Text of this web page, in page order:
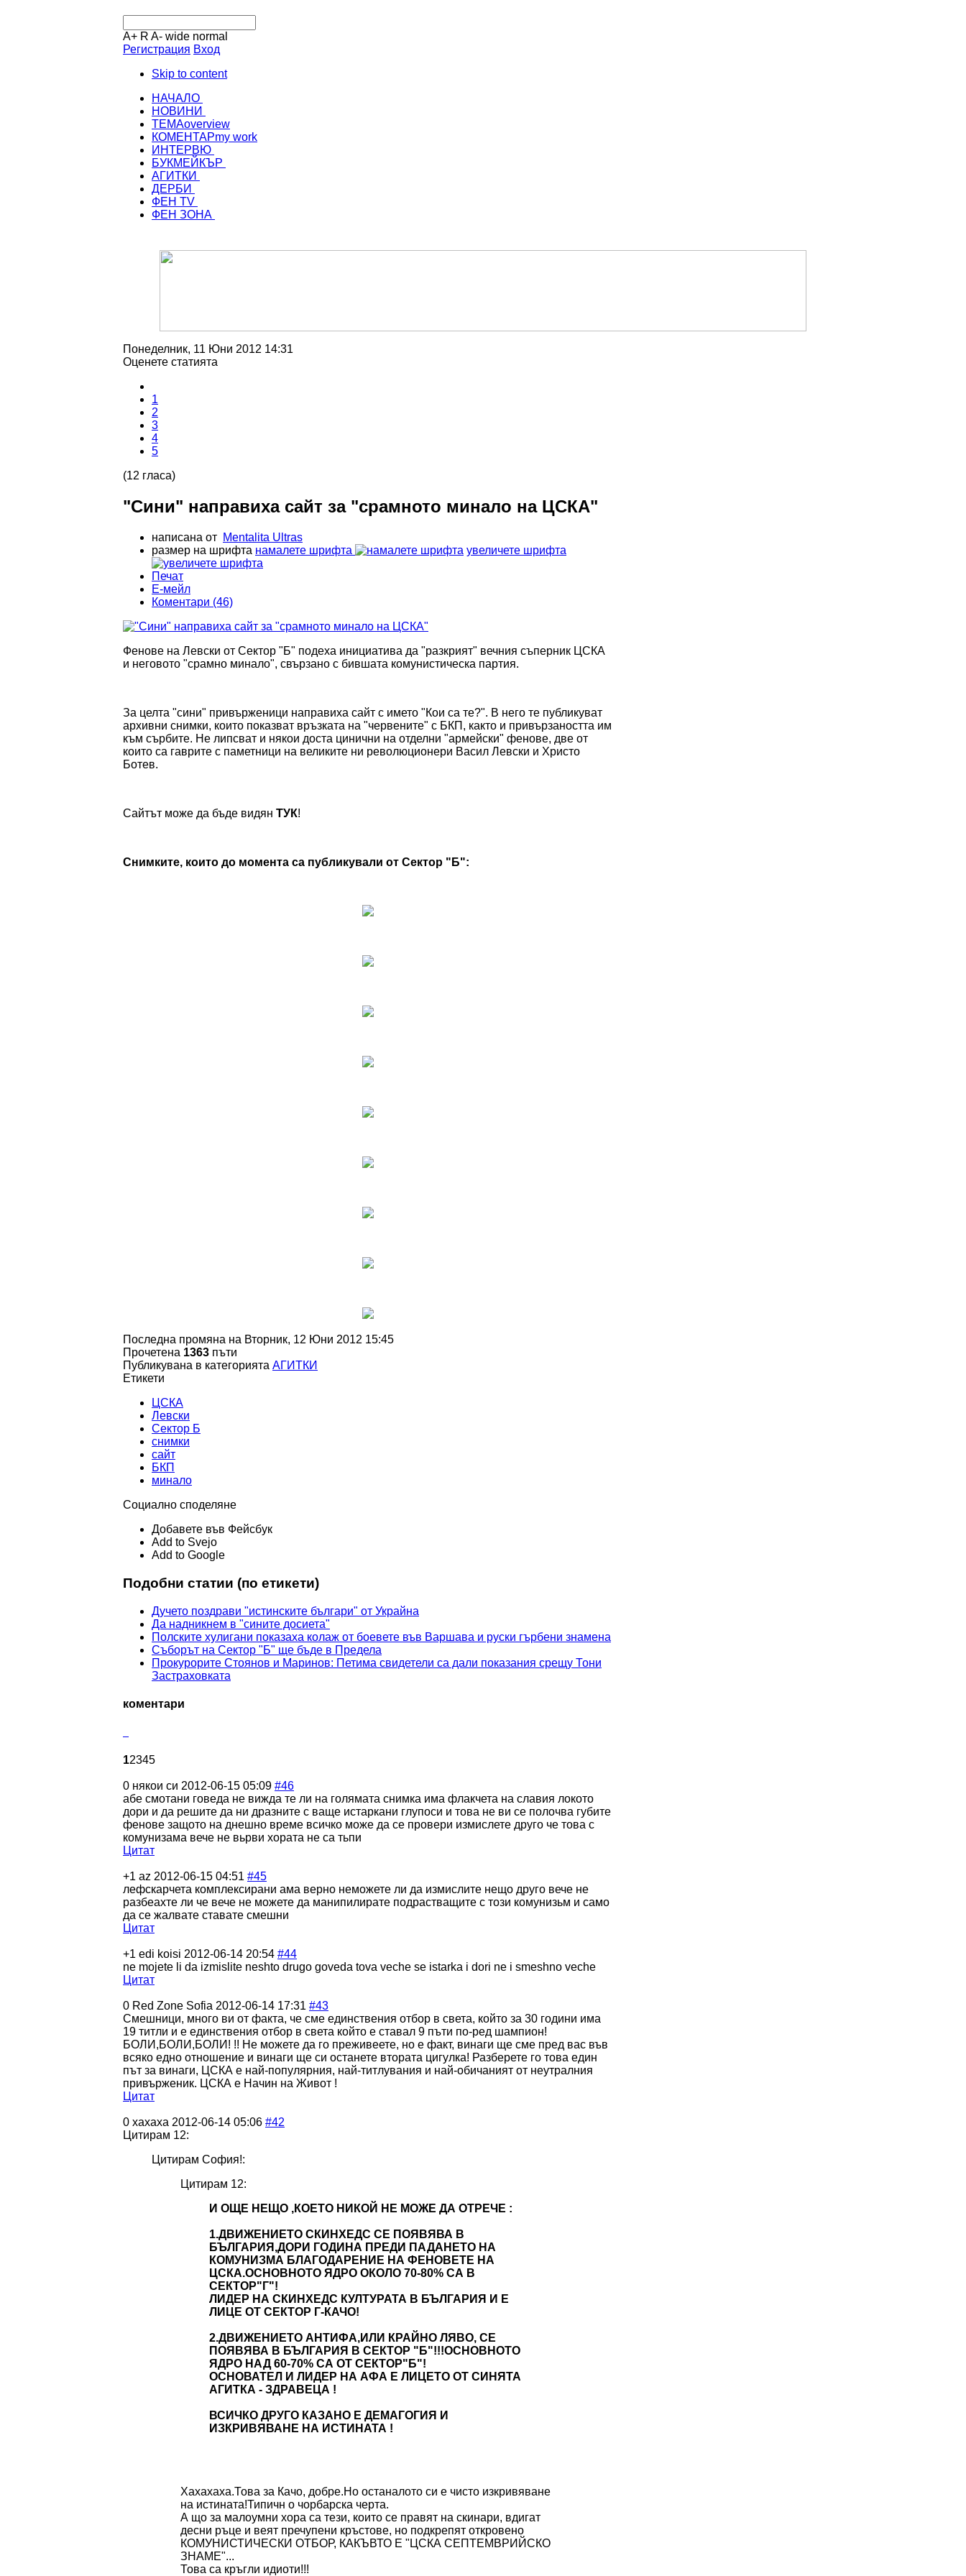
A+ R A- wide normal
Регистрация Вход
Skip to content
НАЧАЛО
НОВИНИ
ТЕМАoverview
КОМЕНТАРmy work
ИНТЕРВЮ
БУКМЕЙКЪР
АГИТКИ
ДЕРБИ
ФЕН TV
ФЕН ЗОНА
Понеделник, 11 Юни 2012 14:31
Оценете статията
1
2
3
4
5
(12 гласа)
"Сини" направиха сайт за "срамното минало на ЦСКА"
написана от Mentalita Ultras
размер на шрифта намалете шрифта увеличете шрифта
Печат
Е-мейл
Коментари (46)
Фенове на Левски от Сектор "Б" подеха инициатива да "разкрият" вечния съперник ЦСКА
и неговото "срамно минало", свързано с бившата комунистическа партия.
За целта "сини" привърженици направиха сайт с името "Кои са те?". В него те публикуват
архивни снимки, които показват връзката на "червените" с БКП, както и привързаността им
към сърбите. Не липсват и някои доста цинични на отделни "армейски" фенове, две от
които са гаврите с паметници на великите ни революционери Васил Левски и Христо
Ботев.
Сайтът може да бъде видян ТУК!
Снимките, които до момента са публикували от Сектор "Б":
Последна промяна на Вторник, 12 Юни 2012 15:45
Прочетена 1363 пъти
Публикувана в категорията АГИТКИ
Етикети
ЦСКА
Левски
Сектор Б
снимки
сайт
БКП
минало
Социално споделяне
Добавете във Фейсбук
Add to Svejo
Add to Google
Подобни статии (по етикети)
Дучето поздрави "истинските българи" от Украйна
Да надникнем в "сините досиета"
Полските хулигани показаха колаж от боевете във Варшава и руски гърбени знамена
Съборът на Сектор "Б" ще бъде в Предела
Прокурорите Стоянов и Маринов: Петима свидетели са дали показания срещу Тони
Застраховката
коментари
12345
0 някои си 2012-06-15 05:09 #46
абе смотани говеда не вижда те ли на голямата снимка има флакчета на славия локото
дори и да решите да ни дразните с ваще истаркани глупоси и това не ви се полочва губите
фенове защото на днешно време всичко може да се провери измислете друго че това с
комунизама вече не вьрви хората не са тьпи
Цитат
+1 az 2012-06-15 04:51 #45
лефскарчета комплексирани ама верно неможете ли да измислите нещо друго вече не
разбеахте ли че вече не можете да манипилирате подрастващите с този комунизьм и само
да се жалвате ставате смешни
Цитат
+1 edi koisi 2012-06-14 20:54 #44
ne mojete li da izmislite neshto drugo goveda tova veche se istarka i dori ne i smeshno veche
Цитат
0 Red Zone Sofia 2012-06-14 17:31 #43
Смешници, много ви от факта, че сме единствения отбор в света, който за 30 години има
19 титли и е единствения отбор в света който е ставал 9 пъти по-ред шампион!
БОЛИ,БОЛИ,БОЛИ! !! Не можете да го преживеете, но е факт, винаги ще сме пред вас във
всяко едно отношение и винаги ще си останете втората цигулка! Разберете го това един
път за винаги, ЦСКА е най-популярния, най-титлувания и най-обичаният от неутралния
привърженик. ЦСКА е Начин на Живот !
Цитат
0 хахаха 2012-06-14 05:06 #42
Цитирам 12:
Цитирам София!:
Цитирам 12:
И ОЩЕ НЕЩО ,КОЕТО НИКОЙ НЕ МОЖЕ ДА ОТРЕЧЕ :
1.ДВИЖЕНИЕТО СКИНХЕДС СЕ ПОЯВЯВА В
БЪЛГАРИЯ,ДОРИ ГОДИНА ПРЕДИ ПАДАНЕТО НА
КОМУНИЗМА БЛАГОДАРЕНИЕ НА ФЕНОВЕТЕ НА
ЦСКА.ОСНОВНОТО ЯДРО ОКОЛО 70-80% СА В
СЕКТОР"Г"!
ЛИДЕР НА СКИНХЕДС КУЛТУРАТА В БЪЛГАРИЯ И Е
ЛИЦЕ ОТ СЕКТОР Г-КАЧО!
2.ДВИЖЕНИЕТО АНТИФА,ИЛИ КРАЙНО ЛЯВО, СЕ
ПОЯВЯВА В БЪЛГАРИЯ В СЕКТОР "Б"!!!ОСНОВНОТО
ЯДРО НАД 60-70% СА ОТ СЕКТОР"Б"!
ОСНОВАТЕЛ И ЛИДЕР НА АФА Е ЛИЦЕТО ОТ СИНЯТА
АГИТКА - ЗДРАВЕЦА !
ВСИЧКО ДРУГО КАЗАНО Е ДЕМАГОГИЯ И
ИЗКРИВЯВАНЕ НА ИСТИНАТА !
Хахахаха.Това за Качо, добре.Но останалото си е чисто изкривяване
на истината!Типичн о чорбарска черта.
А що за малоумни хора са тези, които се правят на скинари, вдигат
десни ръце и веят пречупени кръстове, но подкрепят откровено
КОМУНИСТИЧЕСКИ ОТБОР, КАКЪВТО Е "ЦСКА СЕПТЕМВРИЙСКО
ЗНАМЕ"...
Това са кръгли идиоти!!!